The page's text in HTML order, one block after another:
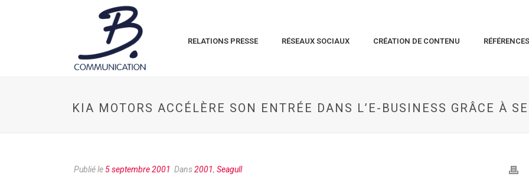
RELATIONS PRESSE RÉSEAUX SOCIAUX CRÉATION DE CONTENU
KIA MOTORS ACCÉLÈRE SON ENTRÉE DANS L’E-BUSINESS GRÂCE À
Publié le5 septembre 2001 Dans2001, Seagull